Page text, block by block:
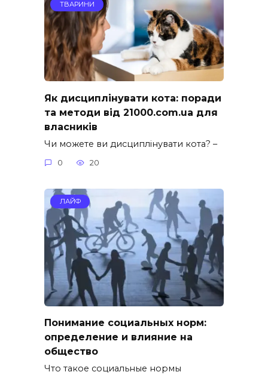
ТВАРИНИ
Як дисциплінувати кота: поради
та методи від 21000.com.ua для
власників
Чи можете ви дисциплінувати кота? –
0 20
ЛАЙФ
Понимание социальных норм:
определение и влияние на
общество
Что такое социальные нормы